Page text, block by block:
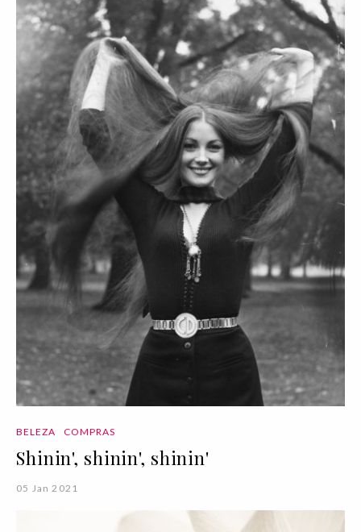
BELEZA COMPRAS
Shinin', shinin', shinin'
05 Jan 2021